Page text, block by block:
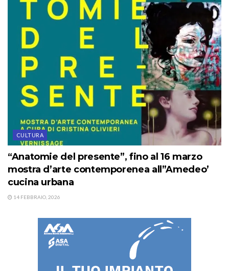
CULTURA
“Anatomie del presente”, fino al 16 marzo
mostra d’arte contemporenea all”Amedeo’
cucina urbana
14 FEBBRAIO, 2026